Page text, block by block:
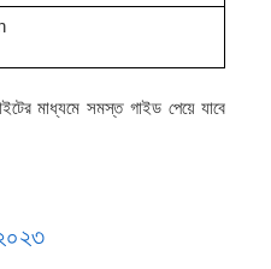
মাধ্যমে সমস্ত গাইড পেয়ে যাবে